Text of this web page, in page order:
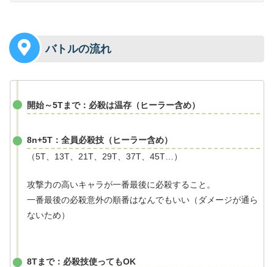
バトルの流れ
開始～5Tまで：必殺は温存（ヒーラー含め）
8n+5T：全員必殺技（ヒーラー含め）
（5T、13T、21T、29T、37T、45T…）
攻撃力の高いキャラが一番最後に必殺すること。
一番最後の必殺意外の順番はなんでもいい（ダメージが通ら
ないため）
8Tまで：必殺技使ってもOK